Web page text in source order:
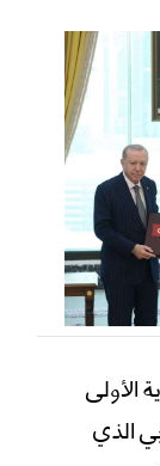
الأولى
الذي